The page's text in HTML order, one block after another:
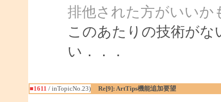
排他された方がいいか
このあたりの技術が
い．．．
■1611 / inTopicNo.23) Re[9]: ArtTips機能追加要望